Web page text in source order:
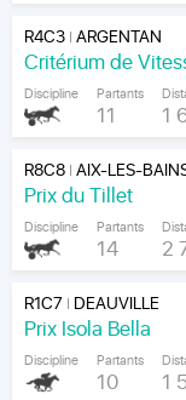
R4C3|ARGENTAN
Critérium de
Discipline Partants
11 1
R8C8|AIX-LES-
Prix du Tillet
Discipline Partants
14 2
R1C7 | DEAUVILLE
Prix Isola Bella
Discipline Partants
10 1